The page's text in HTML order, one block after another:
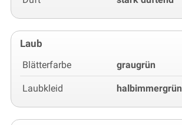
Laub
Blätterfarbe graugrün
Laubkleid halbimmergrün